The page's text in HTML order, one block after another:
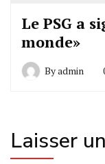
Le PSG a
monde»
Byadmin
Laisser